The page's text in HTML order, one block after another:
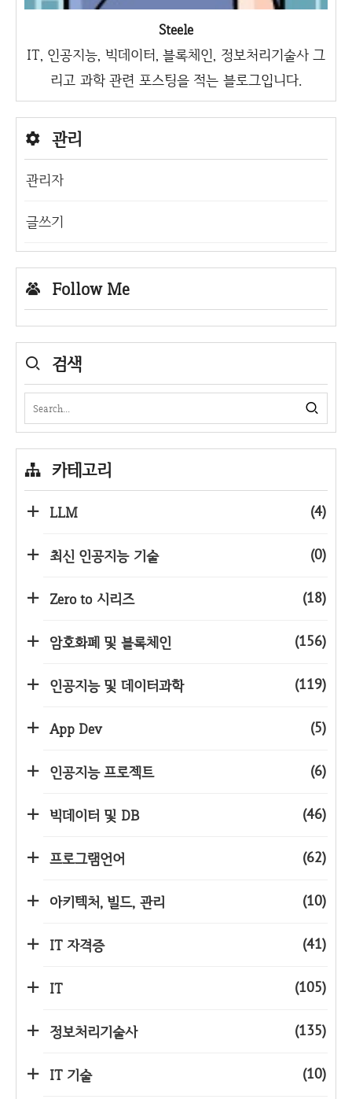
Steele
IT, 인공지능, 빅데이터, 블록체인, 정보처리기술사 그
리고 과학 관련 포스팅을 적는 블로그입니다.
관리
관리자
글쓰기
Follow Me
검색
카테고리
LLM (4)
최신 인공지능 기술 (0)
Zero to 시리즈 (18)
암호화폐 및 블록체인 (156)
인공지능 및 데이터과학 (119)
App Dev (5)
인공지능 프로젝트 (6)
빅데이터 및 DB (46)
프로그램언어 (62)
아키텍처, 빌드, 관리 (10)
IT 자격증 (41)
IT (105)
정보처리기술사 (135)
IT 기술 (10)